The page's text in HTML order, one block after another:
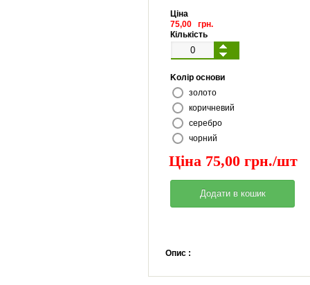
Ціна
75,00 грн.
Кількість
Kолір основи
золото
коричневий
серебро
чорний
Ціна 75,00 грн./шт
Опис :